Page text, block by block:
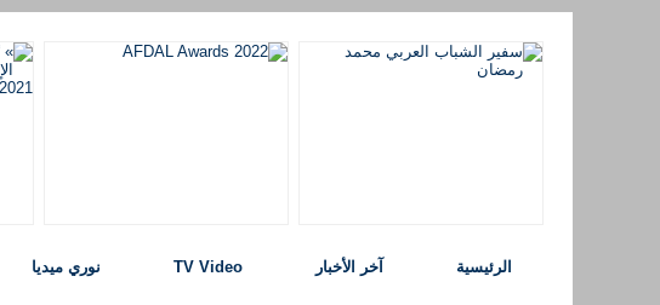
الرئيسية آخر الأخبار TV Video نوري ميديا